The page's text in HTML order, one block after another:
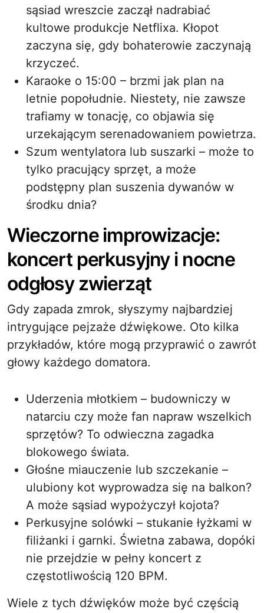
sąsiad wreszcie zaczął nadrabiać
kultowe produkcje Netflixa. Kłopot
zaczyna się, gdy bohaterowie zaczynają
krzyczeć.
Karaoke o 15:00 – brzmi jak plan na
letnie popołudnie. Niestety, nie zawsze
trafiamy w tonację, co objawia się
urzekającym serenadowaniem powietrza.
Szum wentylatora lub suszarki – może to
tylko pracujący sprzęt, a może
podstępny plan suszenia dywanów w
środku dnia?
Wieczorne improwizacje:
koncert perkusyjny i nocne
odgłosy zwierząt
Gdy zapada zmrok, słyszymy najbardziej
intrygujące pejzaże dźwiękowe. Oto kilka
przykładów, które mogą przyprawić o zawrót
głowy każdego domatora.
Uderzenia młotkiem – budowniczy w
natarciu czy może fan napraw wszelkich
sprzętów? To odwieczna zagadka
blokowego świata.
Głośne miauczenie lub szczekanie –
ulubiony kot wyprowadza się na balkon?
A może sąsiad wypożyczył kojota?
Perkusyjne solówki – stukanie łyżkami w
filiżanki i garnki. Świetna zabawa, dopóki
nie przejdzie w pełny koncert z
częstotliwością 120 BPM.
Wiele z tych dźwięków może być częścią